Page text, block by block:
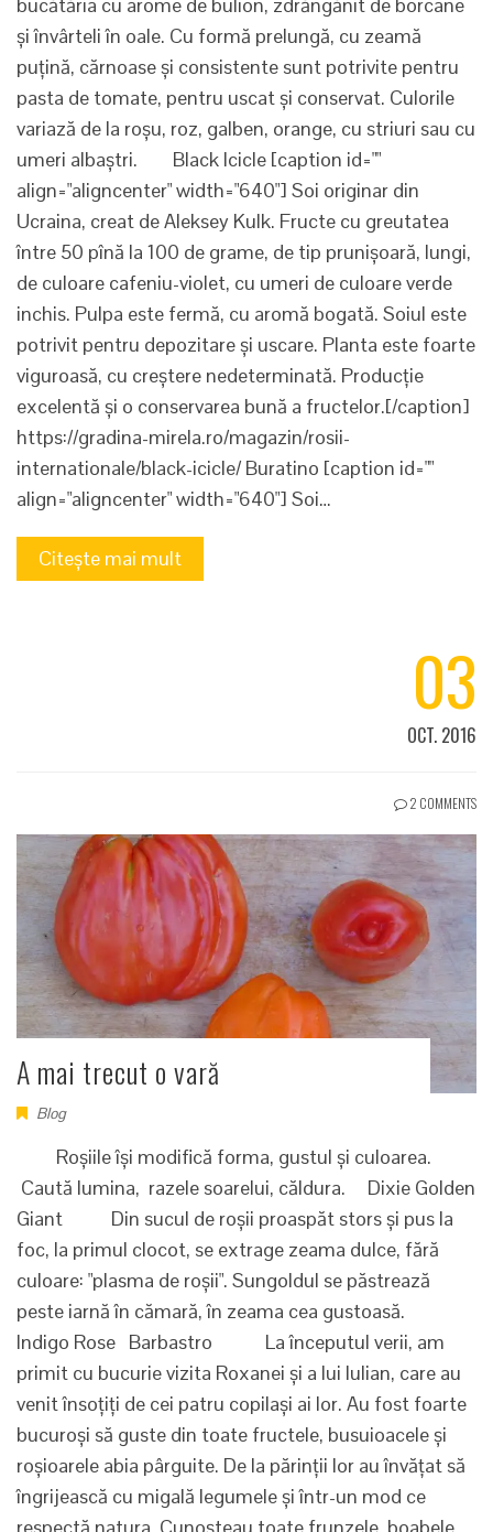
și învârteli în oale. Cu formă prelungă, cu zeamă
puțină, cărnoase și consistente sunt potrivite pentru
pasta de tomate, pentru uscat și conservat. Culorile
variază de la roșu, roz, galben, orange, cu striuri sau cu
umeri albaștri. Black Icicle [caption id=""
align="aligncenter" width="640"] Soi originar din
Ucraina, creat de Aleksey Kulk. Fructe cu greutatea
între 50 pînă la 100 de grame, de tip prunișoară, lungi,
de culoare cafeniu-violet, cu umeri de culoare verde
inchis. Pulpa este fermă, cu aromă bogată. Soiul este
potrivit pentru depozitare și uscare. Planta este foarte
viguroasă, cu creștere nedeterminată. Producție
excelentă și o conservarea bună a fructelor.[/caption]
https://gradina-mirela.ro/magazin/rosii-
internationale/black-icicle/ Buratino [caption id=""
align="aligncenter" width="640"] Soi…
Citește mai mult
03
OCT. 2016
2 COMMENTS
A mai trecut o vară
Blog
Roșiile își modifică forma, gustul și culoarea.
Caută lumina, razele soarelui, căldura. Dixie Golden
Giant Din sucul de roșii proaspăt stors și pus la
foc, la primul clocot, se extrage zeama dulce, fără
culoare: "plasma de roșii". Sungoldul se păstrează
peste iarnă în cămară, în zeama cea gustoasă.
Indigo Rose Barbastro La începutul verii, am
primit cu bucurie vizita Roxanei și a lui Iulian, care au
venit însoțiți de cei patru copilași ai lor. Au fost foarte
bucuroși să guste din toate fructele, busuioacele și
roșioarele abia pârguite. De la părinții lor au învățat să
îngrijească cu migală legumele și într-un mod ce